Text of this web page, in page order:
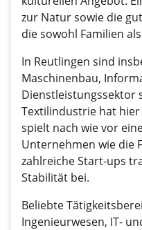
zur Natur sowie die
die sowohl Familien
In Reutlingen sind
Maschinenbau,
Dienstleistungssektor
Textilindustrie hat
spielt nach wie vor
Unternehmen wie die
zahlreiche Start-ups
Stabilität bei.
Beliebte
Ingenieurwesen, IT-